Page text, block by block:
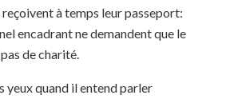
à temps leur passeport:
encadrant ne demandent que le
de charité.
yeux quand il entend parler